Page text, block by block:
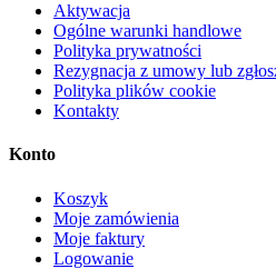
Aktywacja
Ogólne warunki handlowe
Polityka prywatności
Rezygnacja z umowy lub
Polityka plików cookie
Kontakty
Konto
Koszyk
Moje zamówienia
Moje faktury
Logowanie